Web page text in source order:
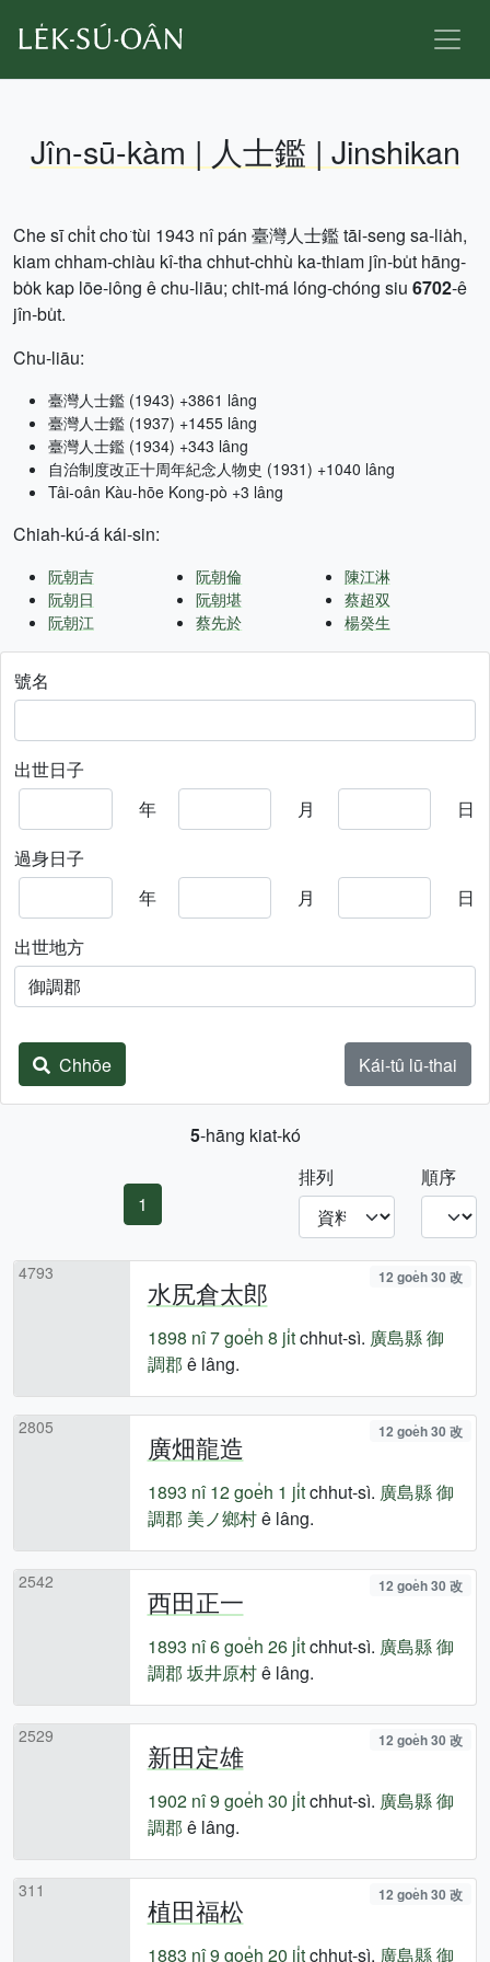
Jîn-sū-kàm | 人士鑑 | Jinshikan
Che sī chi̍t cho͘ tùi 1943 nî pán 臺灣人士鑑 tāi-seng sa-lia̍h,
kiam chham-chiàu kî-tha chhut-chhù ka-thiam jîn-bu̍t hāng-
bo̍k kap lōe-iông ê chu-liāu; chit-má lóng-chóng siu 6702-ê
jîn-bu̍t.
Chu-liāu:
臺灣人士鑑 (1943) +3861 lâng
臺灣人士鑑 (1937) +1455 lâng
臺灣人士鑑 (1934) +343 lâng
自治制度改正十周年紀念人物史 (1931) +1040 lâng
Tâi-oân Kàu-hōe Kong-pò +3 lâng
Chiah-kú-á kái-sin:
阮朝吉
阮朝日
阮朝江
阮朝倫
阮朝堪
蔡先於
陳江淋
蔡超双
楊癸生
號名
出世日子
年
月
日
過身日子
年
月
日
出世地方
Chhōe Kái-tû lū-thai
5-hāng kiat-kó
1
排列 順序
4793
水尻倉太郎 12 goe̍h 30 改
1898 nî7 goe̍h 8 ji̍tchhut-sì. 廣島縣御
調郡 ê lâng.
2805
廣畑龍造 12 goe̍h 30 改
1893 nî 12 goe̍h 1 ji̍tchhut-sì. 廣島縣御
調郡 美ノ鄉村ê lâng.
2542
西田正一 12 goe̍h 30 改
1893 nî6 goe̍h 26 ji̍tchhut-sì. 廣島縣御
調郡 坂井原村ê lâng.
2529
新田定雄 12 goe̍h 30 改
1902 nî9 goe̍h 30 ji̍tchhut-sì. 廣島縣御
調郡 ê lâng.
311
植田福松 12 goe̍h 30 改
1883 nî9 goe̍h 20 ji̍tchhut-sì. 廣島縣御